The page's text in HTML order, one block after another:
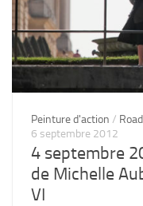
Peinture d'action /
6 septembre 2012
4 septembre
de Michelle
VI